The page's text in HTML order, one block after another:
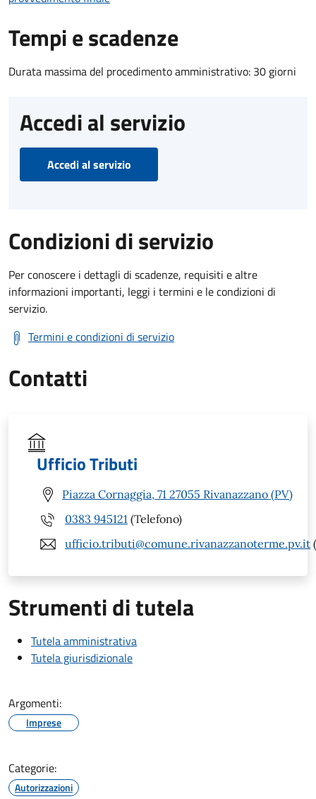
Tempi e scadenze
Durata massima del procedimento amministrativo: 30 giorni
Accedi al servizio
Accedi al servizio
Condizioni di servizio
Per conoscere i dettagli di scadenze, requisiti e altre
informazioni importanti, leggi i termini e le condizioni di
servizio.
Termini e condizioni di servizio
Contatti
Ufficio Tributi
Piazza Cornaggia, 71 27055 Rivanazzano (PV)
0383 945121 (Telefono)
ufficio.tributi@comune.rivanazzanoterme.pv.it
Strumenti di tutela
Tutela amministrativa
Tutela giurisdizionale
Argomenti:
Imprese
Categorie:
Autorizzazioni